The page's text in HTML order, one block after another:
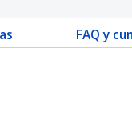
FAQ y